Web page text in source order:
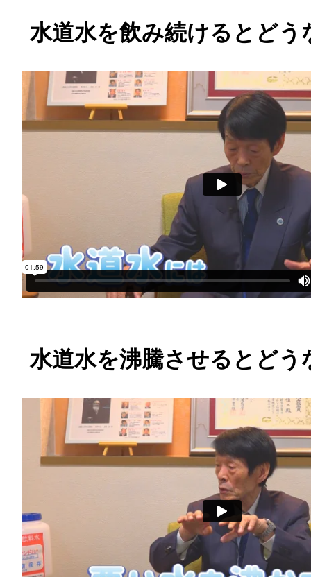
水道水を飲み続けるとどう
水道水を沸騰させるとどう